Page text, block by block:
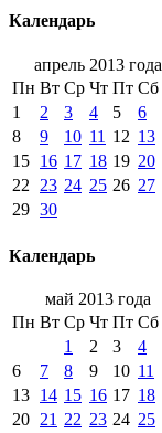
Календарь
апрель 2013 года
Пн Вт Ср Чт Пт Сб
1
2 3 4 5 6
8
9 10 11 12 13
15 16 17 18 19 20
22
23 24 25 26 27
29 30
Календарь
май 2013 года
Пн Вт Ср Чт Пт Сб
1
2 3 4
6
7 8 9 10 11
13 14 15 16 17 18
20 21 22 23 24 25